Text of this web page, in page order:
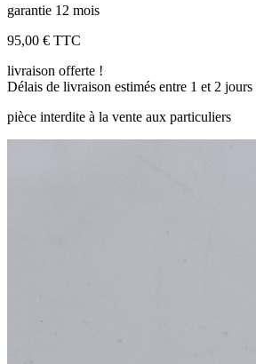
garantie 12 mois
95,00 € TTC
livraison offerte !
Délais de livraison estimés entre 1 et 2 jours
pièce interdite à la vente aux particuliers